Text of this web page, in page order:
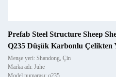
Prefab Steel Structure Sheep
Q235 Düşük Karbonlu Çelikten
Menşe yeri: Shandong, Çin
Marka adı: Juhe
Model numarası: q235